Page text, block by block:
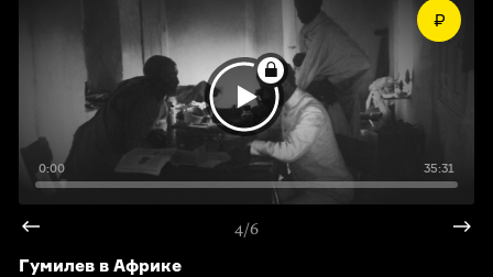
0:00 35:31
4/6
Гумилев в Африке